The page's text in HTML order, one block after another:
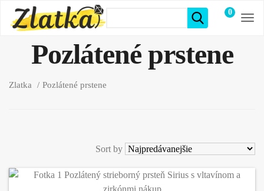
0
položiek
Pozlátené prstene
Zlatka Pozlátené prstene
Sort by